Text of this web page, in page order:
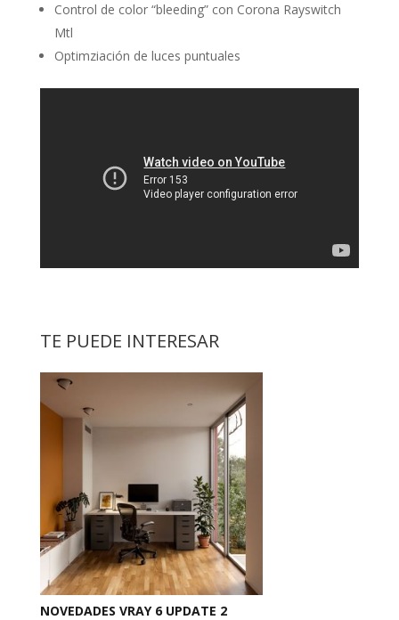
Control de color “bleeding” con Corona Rayswitch
Mtl
Optimziación de luces puntuales
TE PUEDE INTERESAR
NOVEDADES VRAY 6 UPDATE 2